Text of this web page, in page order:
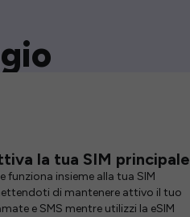
la tua SIM principale
funziona insieme alla tua SIM
di mantenere attivo il tuo
e SMS mentre utilizzi la eSIM